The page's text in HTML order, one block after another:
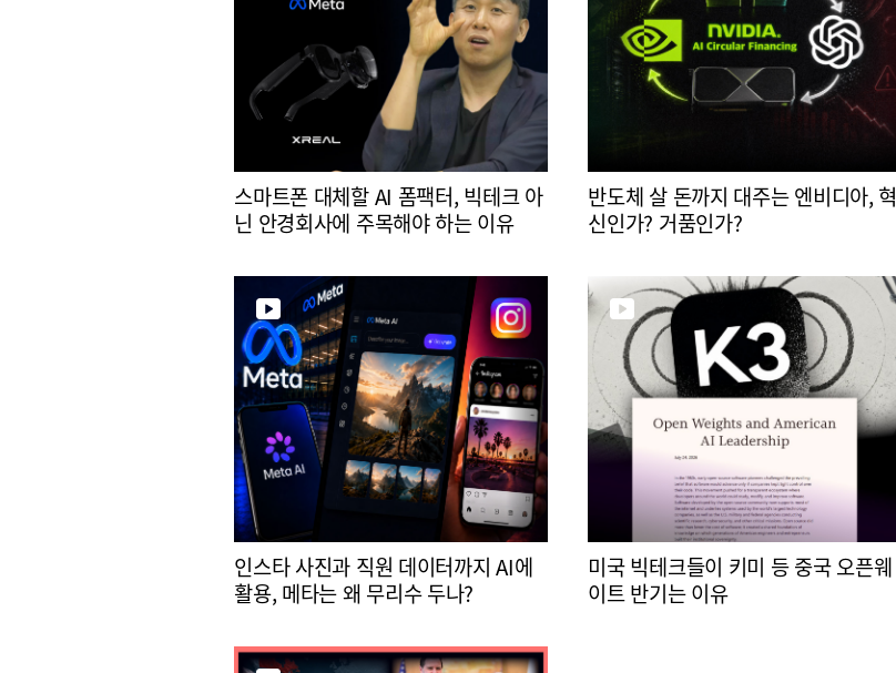
스마트폰 대체할 AI 폼팩터, 빅테크 아
닌 안경회사에 주목해야 하는 이유
반도체 살 돈까지 대주는 엔비디아, 혁
신인가? 거품인가?
인스타 사진과 직원 데이터까지 AI에
활용, 메타는 왜 무리수 두나?
미국 빅테크들이 키미 등 중국 오픈웨
이트 반기는 이유